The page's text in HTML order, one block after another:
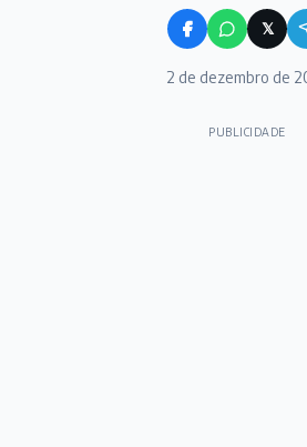
𝕏
2 de dezembro de
PUBLICIDADE